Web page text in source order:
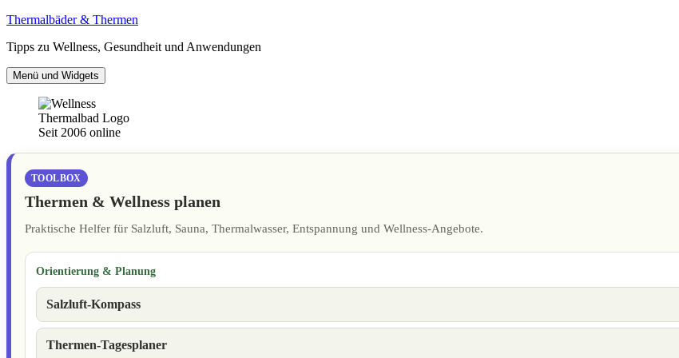
Zum
springen
Thermalbäder & Thermen
Tipps zu Wellness, Gesundheit und Anwendungen
Menü und Widgets
Seit 2006 online
TOOLBOX
Thermen & Wellness planen
Praktische Helfer für Salzluft, Sauna, Thermalwasser, Entspannung und Wellness-Angebote.
Orientierung & Planung
Salzluft-Kompass
Thermen-Tagesplaner